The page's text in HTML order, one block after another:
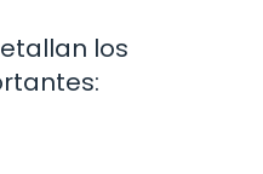
los